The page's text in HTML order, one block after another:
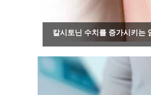
칼시토닌 수치를 증가시키는